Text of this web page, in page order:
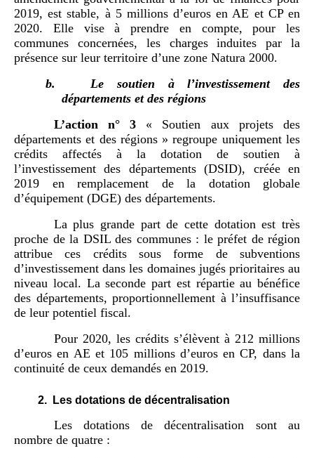
2019, est stable, à 5 millions d’euros en AE et CP en
2020. Elle vise à prendre en compte, pour les
communes concernées, les charges induites par la
présence sur leur territoire d’une zone Natura 2000.
b.
Le soutien à l’investissement des
départements et des régions
L’action n° 3 « Soutien aux projets des
départements et des régions » regroupe uniquement les
crédits affectés à la dotation de soutien à
l’investissement des départements (DSID), créée en
2019 en remplacement de la dotation globale
d’équipement (DGE) des départements.
La plus grande part de cette dotation est très
proche de la DSIL des communes : le préfet de région
attribue ces crédits sous forme de subventions
d’investissement dans les domaines jugés prioritaires au
niveau local. La seconde part est répartie au bénéfice
des départements, proportionnellement à l’insuffisance
de leur potentiel fiscal.
Pour 2020, les crédits s’élèvent à 212 millions
d’euros en AE et 105 millions d’euros en CP, dans la
continuité de ceux demandés en 2019.
2. Les dotations de décentralisation
Les dotations de décentralisation sont au
nombre de quatre :